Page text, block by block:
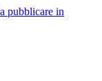
pubblicare in